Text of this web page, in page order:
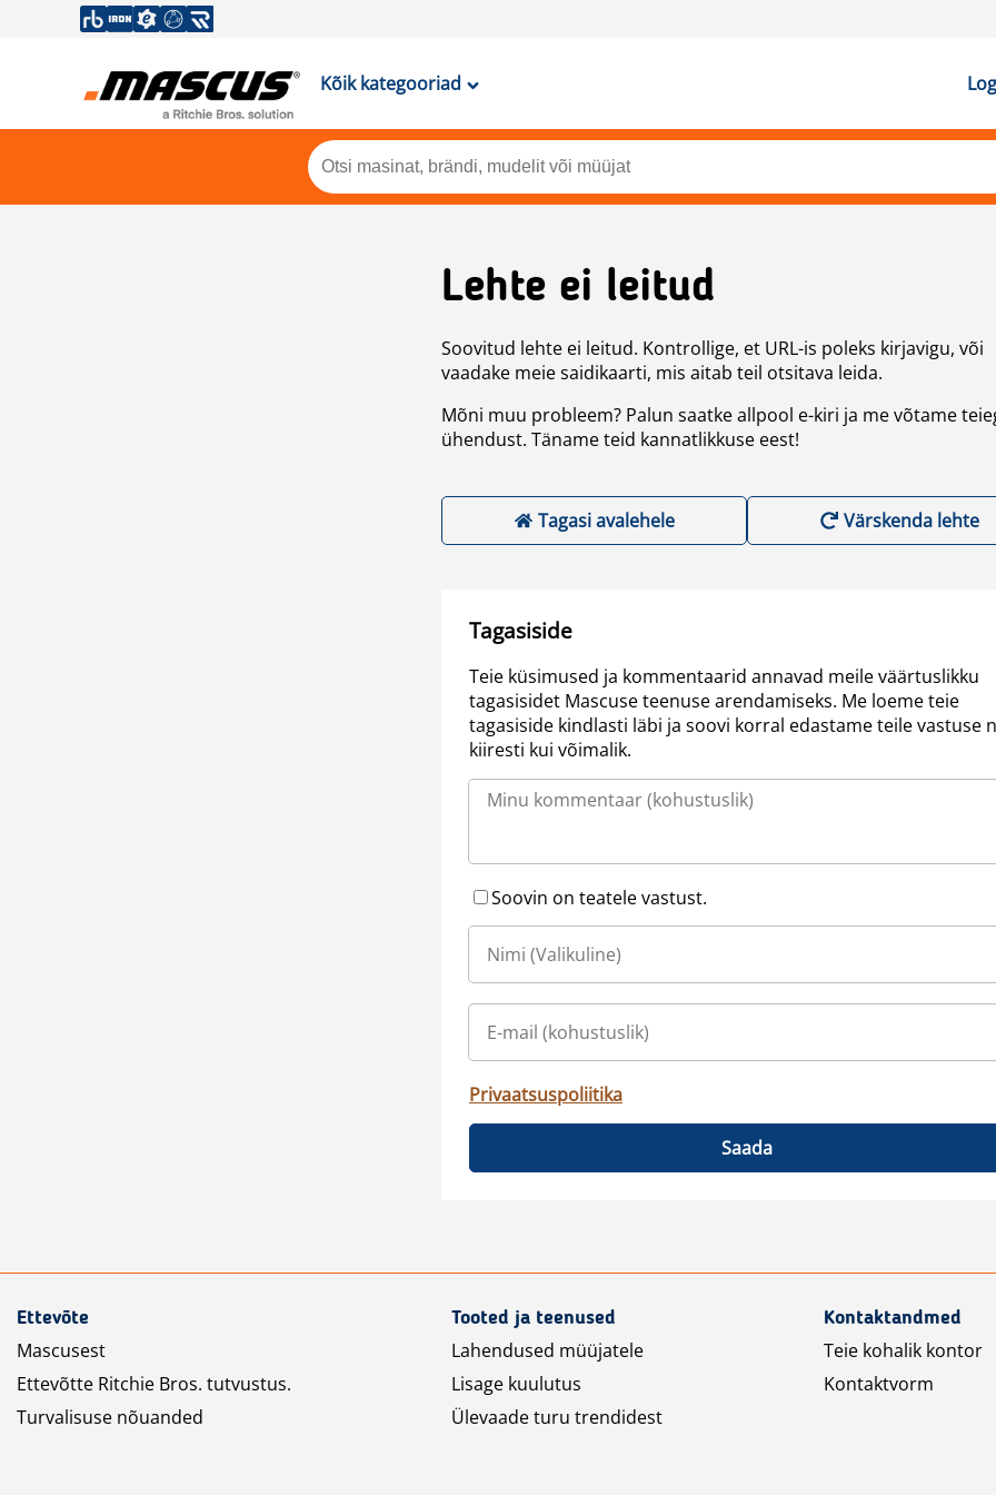
Kõik kategooriad
Lehte ei leitud
Soovitud lehte ei leitud. Kontrollige, et URL-is poleks kirjavigu, või
vaadake meie saidikaarti, mis aitab teil otsitava leida.
Mõni muu probleem? Palun saatke allpool e-kiri ja me võtame
ühendust. Täname teid kannatlikkuse eest!
Tagasi avalehele Värskenda lehte
Tagasiside
Teie küsimused ja kommentaarid annavad meile väärtuslikku
tagasisidet Mascuse teenuse arendamiseks. Me loeme teie
tagasiside kindlasti läbi ja soovi korral edastame teile vastuse
kiiresti kui võimalik.
Soovin on teatele vastust.
Privaatsuspoliitika
Saada
Ettevõte
Mascusest
Ettevõtte Ritchie Bros. tutvustus.
Turvalisuse nõuanded
Tooted ja teenused
Lahendused müüjatele
Lisage kuulutus
Ülevaade turu trendidest
Kontaktandmed
Teie kohalik kontor
Kontaktvorm